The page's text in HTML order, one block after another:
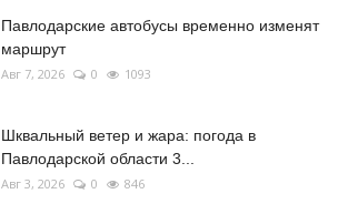
Павлодарские автобусы временно изменят
маршрут
Авг 7, 2026 0 1093
Шквальный ветер и жара: погода в
Павлодарской области 3...
Авг 3, 2026 0 846